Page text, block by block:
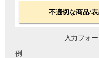
不適切な商品/
入力フォ
例